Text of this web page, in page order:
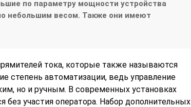
по параметру мощности устройства
небольшим весом. Также они имеют
тока, которые также называются
степень автоматизации, ведь управление
но и ручным. В современных установках
участия оператора. Набор дополнительных